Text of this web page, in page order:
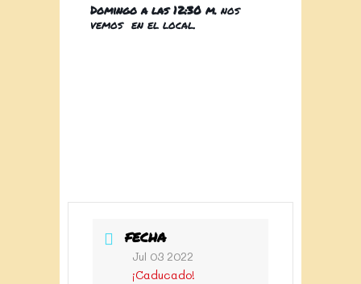
Domingo a las 12:30 m. nos
vemos en el local.
FECHA
Jul 03 2022
¡Caducado!